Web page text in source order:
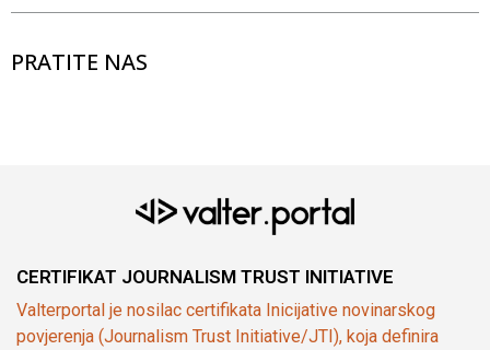
PRATITE NAS
CERTIFIKAT JOURNALISM TRUST INITIATIVE
Valterportal je nosilac certifikata Inicijative novinarskog
povjerenja (Journalism Trust Initiative/JTI), koja definira